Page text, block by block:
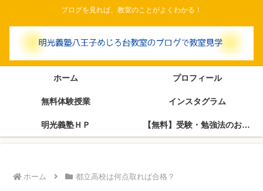
ブログを見れば、教室のことがよくわかる！
ホーム プロフィール
無料体験授業 インスタグラム
明光義塾ＨＰ 【無料】受験・勉強法のお悩み相談室（塾長がブログで回答します）
ホーム 都立高校は何点取れば合格？